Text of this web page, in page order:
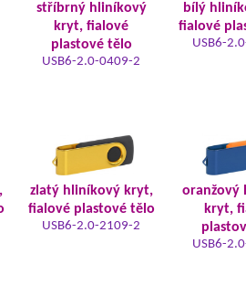
stříbrný hliníkový
kryt, fialové
plastové tělo
USB6-2.0-0409-2
bílý
fialové
USB6-
zlatý hliníkový kryt,
fialové plastové tělo
USB6-2.0-2109-2
oranžový
kryt,
USB6-